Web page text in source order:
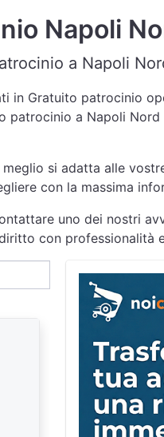
Napoli
a Napoli
in Gratuito patrocinio
patrocinio a Napoli
si adatta alle
con la massima
uno dei nostri
con professionalità